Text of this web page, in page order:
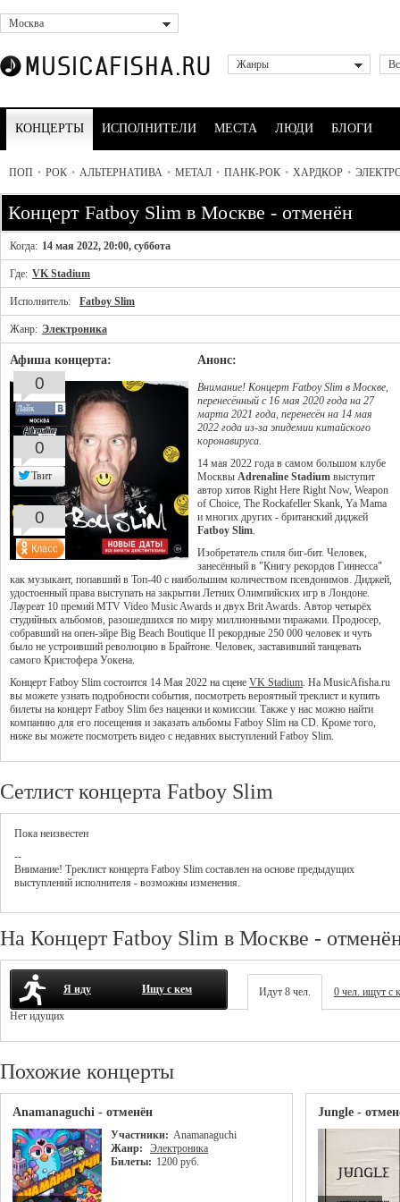
Москва
Жанры
КОНЦЕРТЫ ИСПОЛНИТЕЛИ МЕСТА ЛЮДИ БЛОГИ
ПОП • РОК • АЛЬТЕРНАТИВА • МЕТАЛ • ПАНК-РОК • ХАРДКОР •
Концерт Fatboy Slim в Москве - отменён
Когда: 14 мая 2022, 20:00, суббота
Где: VK Stadium
Исполнитель: Fatboy Slim
Жанр: Электроника
Афиша концерта: Анонс:
Внимание! Концерт Fatboy Slim в Москве,
перенесённый с 16 мая 2020 года на 27
марта 2021 года, перенесён на 14 мая
2022 года из-за эпидемии китайского
коронавируса.
14 мая 2022 года в самом большом клубе
Москвы Adrenaline Stadium выступит
автор хитов Right Here Right Now, Weapon
of Choice, The Rockafeller Skank, Ya Mama
и многих других - британский диджей
Fatboy Slim.
Изобретатель стиля биг-бит. Человек,
занесённый в "Книгу рекордов Гиннесса"
как музыкант, попавший в Топ-40 с наибольшим количеством псевдонимов. Диджей,
удостоенный права выступать на закрытии Летних Олимпийских игр в Лондоне.
Лауреат 10 премий MTV Video Music Awards и двух Brit Awards. Автор четырёх
студийных альбомов, разошедшихся по миру миллионными тиражами. Продюсер,
собравший на опен-эйре Big Beach Boutique II рекордные 250 000 человек и чуть
было не устроивший революцию в Брайтоне. Человек, заставивший танцевать
самого Кристофера Уокена.
Концерт Fatboy Slim состоится 14 Мая 2022 на сцене VK Stadium. На MusicAfisha.ru
вы можете узнать подробности события, посмотреть вероятный треклист и купить
билеты на концерт Fatboy Slim без наценки и комиссии. Также у нас можно найти
компанию для его посещения и заказать альбомы Fatboy Slim на CD. Кроме того,
ниже вы можете посмотреть видео с недавних выступлений Fatboy Slim.
Сетлист концерта Fatboy Slim
Пока неизвестен
--
Внимание! Треклист концерта Fatboy Slim составлен на основе предыдущих
выступлений исполнителя - возможны изменения.
На Концерт Fatboy Slim в Москве -
Я иду Ищу с кем Идут 8 чел.
0 чел. ищут с
Нет идущих
Похожие концерты
Anamanaguchi - отменён
Участники: Anamanaguchi
Жанр:
Электроника
Билеты: 1200 руб.
Jungle -
0
Лайк
0
Твит
0